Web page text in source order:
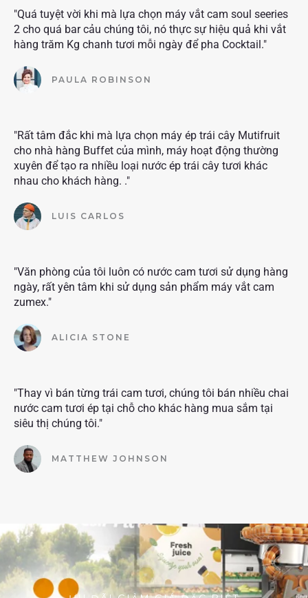
"Quá tuyệt vời khi mà lựa chọn máy vắt cam soul seeries
2 cho quá bar cảu chúng tôi, nó thực sự hiệu quả khi vắt
hàng trăm Kg chanh tươi mỗi ngày để pha Cocktail."
PAULA ROBINSON
"Rất tâm đắc khi mà lựa chọn máy ép trái cây Mutifruit
cho nhà hàng Buffet của mình, máy hoạt động thường
xuyên để tạo ra nhiều loại nước ép trái cây tươi khác
nhau cho khách hàng. ."
LUIS CARLOS
"Văn phòng của tôi luôn có nước cam tươi sử dụng hàng
ngày, rất yên tâm khi sử dụng sản phẩm máy vắt cam
zumex."
ALICIA STONE
"Thay vì bán từng trái cam tươi, chúng tôi bán nhiều chai
nước cam tươi ép tại chỗ cho khác hàng mua sắm tại
siêu thị chúng tôi."
MATTHEW JOHNSON